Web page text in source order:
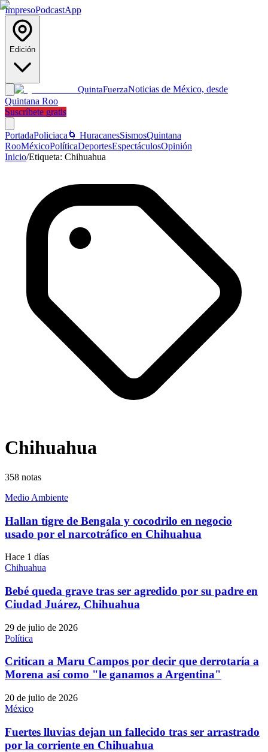
ImpresoPodcastApp
Edición
QuintaFuerzaNoticias de México, desde
Quintana Roo
Suscríbete gratis
PortadaPoliciaca 🌀 HuracanesSismosQuintana
RooMéxicoPolíticaDeportesEspectáculosOpinión
Inicio/Etiqueta: Chihuahua
Chihuahua
358 notas
Medio Ambiente
Hallan tigre de Bengala y cocodrilo en negocio
usado por el narcotráfico en Chihuahua
Hace 1 días
Chihuahua
Bebé queda grave tras ser agredido por su padre en
Ciudad Juárez, Chihuahua
29 de julio de 2026
Política
Critican a Maru Campos por decir que derrotaría a
Morena así como "le ganamos a Argentina"
20 de julio de 2026
México
Fuertes lluvias dejan un fallecido tras ser arrastrado
por la corriente en Chihuahua